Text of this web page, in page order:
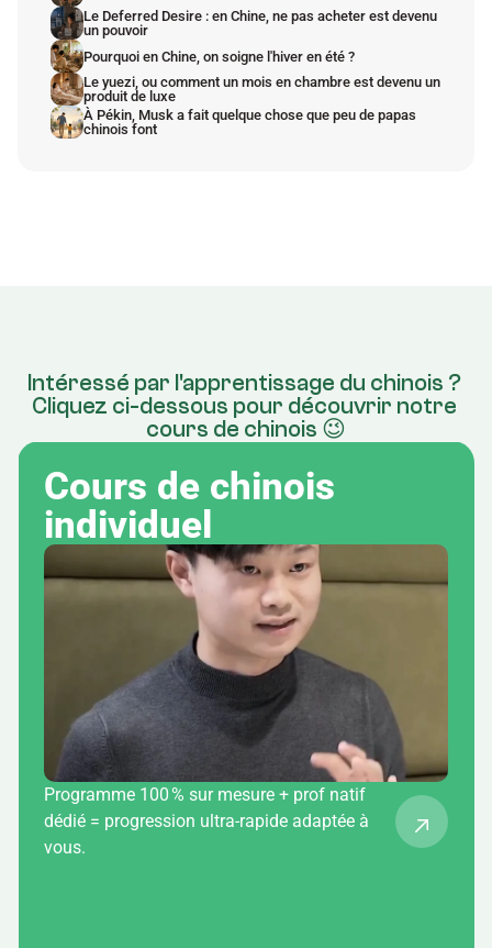
Le Deferred Desire : en Chine, ne pas acheter est devenu
un pouvoir
Pourquoi en Chine, on soigne l'hiver en été ?
Le yuezi, ou comment un mois en chambre est devenu un
produit de luxe
À Pékin, Musk a fait quelque chose que peu de papas
chinois font
Intéressé par l'apprentissage du chinois ?
Cliquez ci-dessous pour découvrir notre
cours de chinois 😉
Cours de chinois
individuel
Programme 100 % sur mesure + prof natif
dédié = progression ultra-rapide adaptée à
vous.